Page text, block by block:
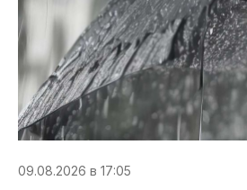
09.08.2026 в 17:05